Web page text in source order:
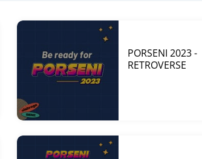
PORSENI 2023 -
RETROVERSE